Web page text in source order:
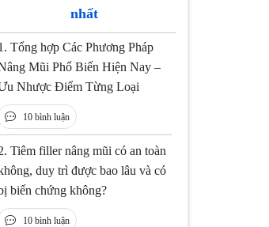
nhất
Tổng hợp Các Phương Pháp
Mũi Phổ Biến Hiện Nay –
Nhược Điểm Từng Loại
10 bình luận
Tiêm filler nâng mũi có an toàn
duy trì được bao lâu và có
biến chứng không?
10 bình luận